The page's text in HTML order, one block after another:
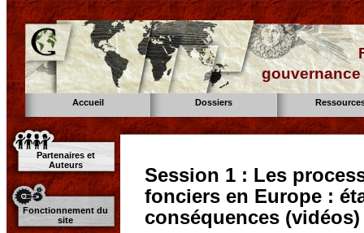
Accueil Dossiers
Partenaires et
Auteurs
Fonctionnement du
site
Session 1 : Les
fonciers en Europe :
conséquences (vidéos)